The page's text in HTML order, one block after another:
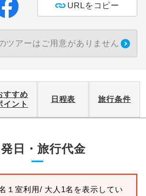
URLをコピー
ツアーはご用意がありません
すすめ
イント
日程表 旅行条件
日・旅行代金
１室利用/ 大人1名を表示してい